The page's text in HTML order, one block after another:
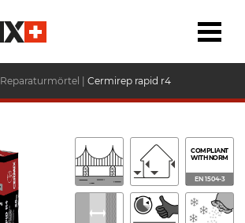
Reparaturmörtel Cermirep rapid r4
COMPLIANT
WITH NORM
EN 1504-3